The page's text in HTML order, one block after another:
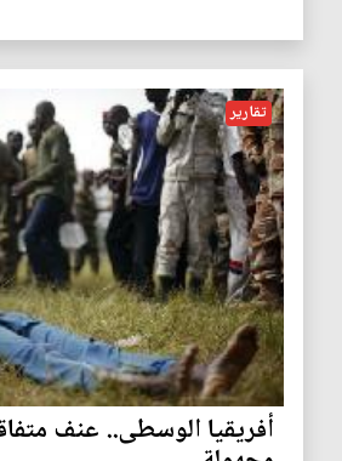
تقارير
أفريقيا الوسطى.. عنف